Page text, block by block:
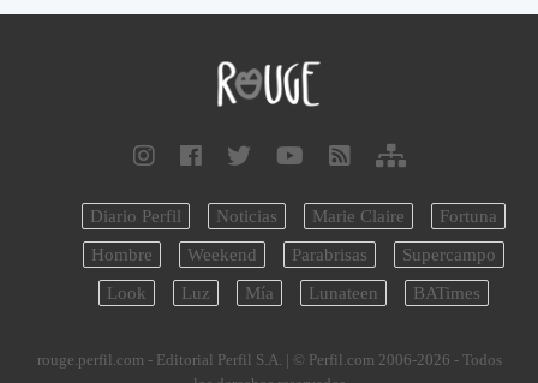
Diario Perfil Noticias Marie Claire
Fortuna
Hombre
Weekend Parabrisas
Supercampo
Look
Luz Mía Lunateen BATimes
rouge.perfil.com - Editorial Perfil S.A. | © Perfil.com 2006-2026 - Todos